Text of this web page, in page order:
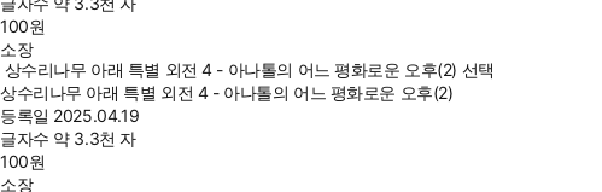
100원
소장
상수리나무 아래 특별 외전 4 - 아나톨의 어느 평화로운 오후(2) 선택
상수리나무 아래 특별 외전 4 - 아나톨의 어느 평화로운 오후(2)
등록일 2025.04.19
글자수 약 3.3천 자
100원
소장